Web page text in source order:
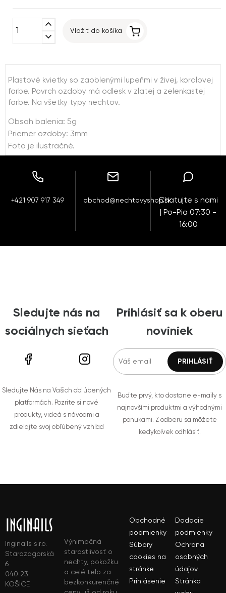
expand_less
expand_more
Vložiť do košíka
Plastové kvietky so zaoblenými lupeňmi v živej, koralovej
farbe. Povrch ozdoby má odlesk v zlatej a zelenkastej
farbe. Na všetky typy nechtov.
Obsah balenia: 5g
Priemer ozdoby: 3mm
Foto je ilustračné.
+421 907 917 349 obchod@nechtovyshop.skChatujte s nami
| Po-Pia 07:30 -
16:00
Sledujte nás na
sociálnych sieťach
Sledujte Nás na Vašich obľúbených
platformách. Pozrite si nové
produkty, videá s návodmi a
zdieľajte svoj obľúbený vzhľad
Prihlásiť sa k oberu
noviniek
Buďte prvý, kto dostane e-maily s
najnovšími produktmi a výhodnými
ponukami. Z odberu sa môžete
kedykoľvek odhlásiť.
Inginails s.r.o.
Starozagorská
6
040 23
KOŠICE
Výnimočná
starostlivosť o
nechty, pokožku
a celé telo za
bezkonkurenčné
Obchodné
podmienky
Dodacie
podmienky
Súbory
cookies na
stránke
Ochrana
osobných
údajov
Prihlásenie
Stránka